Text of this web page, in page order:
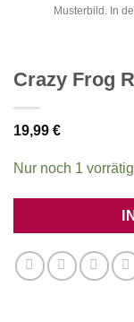
Musterbild. In
Crazy Frog
19,99 €
Nur noch 1 vorrätig